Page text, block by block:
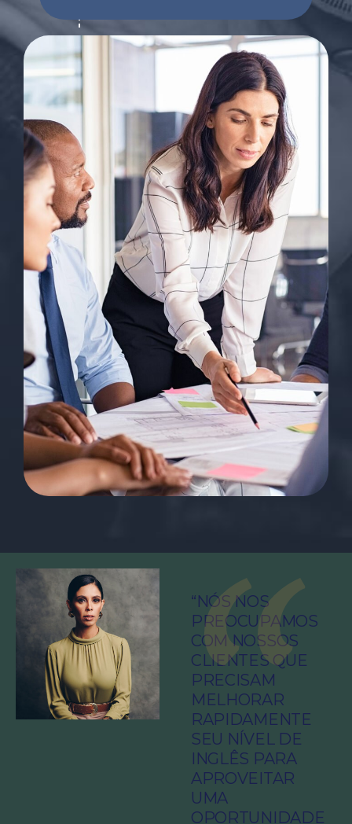
“NÓS NOS
PREOCUPAMOS
COM NOSSOS
CLIENTES QUE
PRECISAM
MELHORAR
RAPIDAMENTE
SEU NÍVEL DE
INGLÊS PARA
APROVEITAR
UMA
OPORTUNIDADE